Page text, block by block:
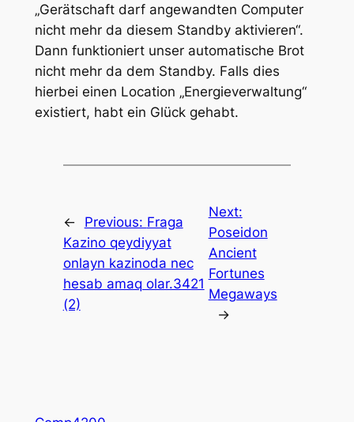
„Gerätschaft darf angewandten Computer
nicht mehr da diesem Standby aktivieren“.
Dann funktioniert unser automatische Brot
nicht mehr da dem Standby. Falls dies
hierbei einen Location „Energieverwaltung“
existiert, habt ein Glück gehabt.
← Previous: Fraga
Kazino qeydiyyat
onlayn kazinoda nec
hesab amaq olar.3421
(2)
Next:
Poseidon
Ancient
Fortunes
Megaways
→